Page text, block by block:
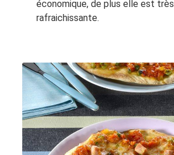
économique, de plus elle est très
rafraichissante.